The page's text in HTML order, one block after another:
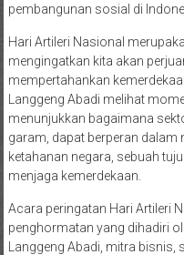
pembangunan sosial di
Hari Artileri Nasional
mengingatkan kita akan
mempertahankan
Langgeng Abadi melihat
menunjukkan bagaimana
garam, dapat berperan dalam
ketahanan negara, sebuah
menjaga kemerdekaan.
Acara peringatan Hari Artileri
penghormatan yang dihadiri
Langgeng Abadi, mitra